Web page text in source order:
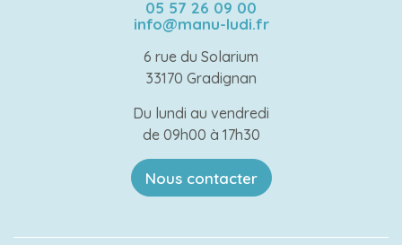
05 57 26 09 00
info@manu-ludi.fr
6 rue du Solarium
33170 Gradignan
Du lundi au vendredi
de 09h00 à 17h30
Nous contacter